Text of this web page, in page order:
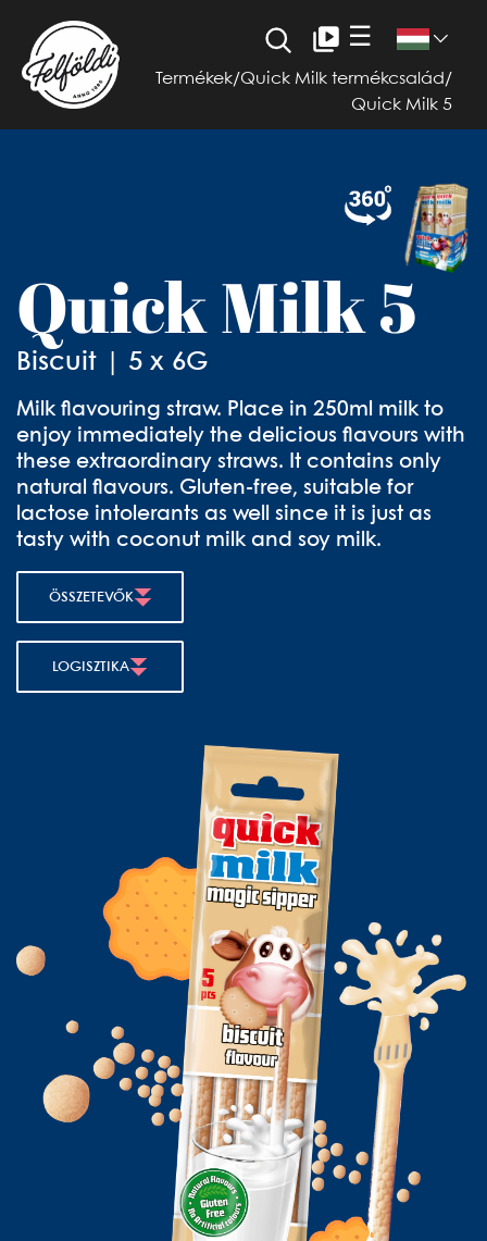
☰
Termékek/Quick Milk termékcsalád /
Quick Milk 5
Quick Milk 5
Biscuit | 5 x 6G
Milk flavouring straw. Place in 250ml milk to
enjoy immediately the delicious flavours with
these extraordinary straws. It contains only
natural flavours. Gluten-free, suitable for
lactose intolerants as well since it is just as
tasty with coconut milk and soy milk.
ÖSSZETEVŐK
LOGISZTIKA